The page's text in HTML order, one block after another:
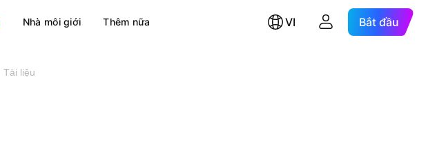
Nhà môi giới Thêm nữa VI Bắt đầu
Tài liệu